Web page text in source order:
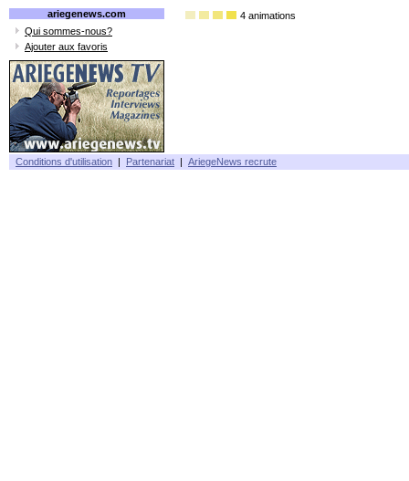
ariegenews.com
Qui sommes-nous?
Ajouter aux favoris
4 animations
Conditions d'utilisation | Partenariat | AriegeNews recrute